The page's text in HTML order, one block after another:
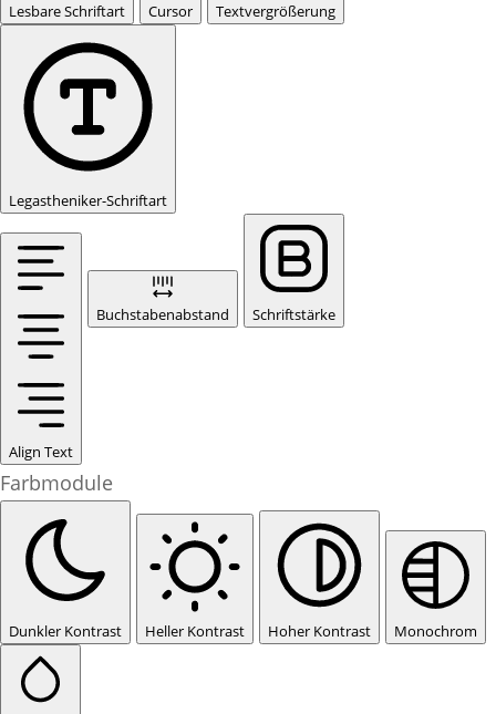
Lesbare Schriftart Cursor Textvergrößerung
Legastheniker-Schriftart
Align Text
Buchstabenabstand Schriftstärke
Farbmodule
Dunkler Kontrast Heller Kontrast Hoher Kontrast Monochrom